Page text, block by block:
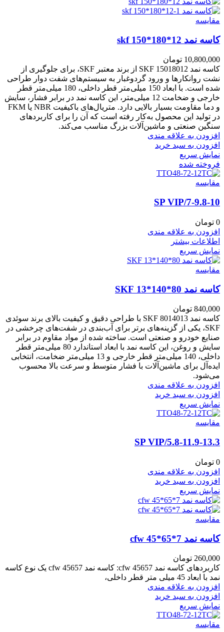
مقايسه
کاسه نمد skf 150*180*12
10,800,000 تومان
کاسه نمد SKF 15018012 از برند معتبر SKF، برای جلوگیری از
نشت روانکارها و ورود گردوغبار به سیستم‌های شفت دوار طراحی
شده است. با ابعاد 150 میلی‌متر قطر داخلی، 180 میلی‌متر قطر
خارجی و ضخامت 12 میلی‌متر، این کاسه نمد در برابر فشار، سایش
و دما مقاومت بسیار بالایی دارد. متریال‌های باکیفیت NBR یا FKM
در تولید این محصول به‌کار رفته است که آن را برای کاربردهای
سنگین صنعتی و ماشین‌آلات بزرگ مناسب می‌کند.
افزودن به علاقه مندی
افزودن به سبد خرید
نمایش سریع
فروخته شده
مقايسه
7-9.8-10/SP VIP
0 تومان
افزودن به علاقه مندی
اطلاعات بیشتر
نمایش سریع
مقايسه
کاسه نمد 80*140*13 SKF
840,000 تومان
کاسه نمد 8014013 SKF با طراحی دقیق و کیفیت بالای برند سوئدی
SKF، یکی از گزینه‌های برتر برای آب‌بندی در شفت‌های چرخشی در
صنایع خودرو و صنعتی است. ساخته شده از مواد مقاوم در برابر
سایش و روغن، این کاسه نمد با ابعاد استاندارد 80 میلی‌متر قطر
داخلی، 140 میلی‌متر قطر خارجی و 13 میلی‌متر ضخامت، انتخابی
ایده‌آل برای ماشین‌آلات با فشار متوسط و سرعت بالا محسوب
می‌شود.
افزودن به علاقه مندی
افزودن به سبد خرید
نمایش سریع
مقايسه
5.8-11.9-13.3/SP VIP
0 تومان
افزودن به علاقه مندی
افزودن به سبد خرید
نمایش سریع
مقايسه
کاسه نمد cfw 45*65*7
260,000 تومان
کاربردهای کاسه نمد cfw 45657: کاسه نمد cfw 45657 یک نوع کاسه
نمد با ابعاد 45 میلی متر قطر داخلی،
افزودن به علاقه مندی
افزودن به سبد خرید
نمایش سریع
مقايسه